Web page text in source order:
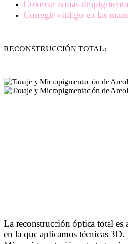
Colorear zonas
Corregir vitíligo en las
RECONSTRUCCIÓN TOTAL:
La reconstrucción óptica total es
en la que aplicamos técnicas